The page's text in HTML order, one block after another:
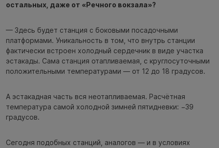
остальных, даже от «Речного вокзала»?
— Здесь будет станция с боковыми посадочными
платформами. Уникальность в том, что внутрь станции
фактически встроен холодный сердечник в виде участка
эстакады. Сама станция отапливаемая, с круглосуточными
положительными температурами — от 12 до 18 градусов.
А эстакадная часть вся неотапливаемая. Расчётная
температура самой холодной зимней пятидневки: −39
градусов.
Сегодня подобных станций, аналогов — и в условиях